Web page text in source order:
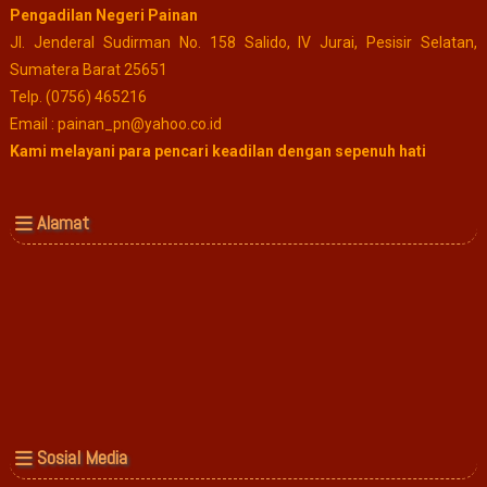
Pengadilan Negeri Painan
Jl. Jenderal Sudirman No. 158 Salido, IV Jurai, Pesisir Selatan,
Sumatera Barat 25651
Telp. (0756) 465216
Email : painan_pn@yahoo.co.id
Kami melayani para pencari keadilan dengan sepenuh hati
Alamat
Sosial Media